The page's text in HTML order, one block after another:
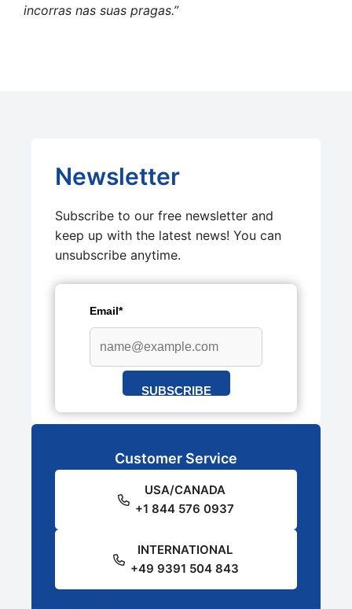
incorras nas suas pragas.”
Newsletter
Subscribe to our free newsletter and
keep up with the latest news! You can
unsubscribe anytime.
Email*
SUBSCRIBE
Customer Service
USA/CANADA
+1 844 576 0937
INTERNATIONAL
+49 9391 504 843